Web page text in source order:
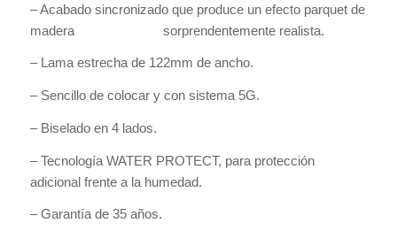
– Acabado sincronizado que produce un efecto parquet de
madera sorprendentemente realista.
– Lama estrecha de 122mm de ancho.
– Sencillo de colocar y con sistema 5G.
– Biselado en 4 lados.
– Tecnología WATER PROTECT, para protección
adicional frente a la humedad.
– Garantía de 35 años.